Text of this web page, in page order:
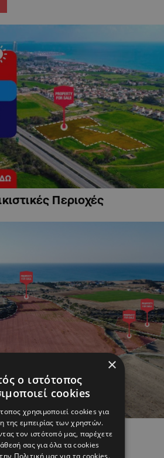
Περιοχές
στην Αλαμινό,
×
ο ιστότοπος
cookies
χρησιμοποιεί cookies για
της εμπειρίας των χρηστών.
τον ιστότοπό μας, παρέχετε
σας για όλα τα cookies
Πολιτική μας για τα cookies.